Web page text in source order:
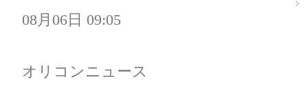
08月06日 09:05
オリコンニュース